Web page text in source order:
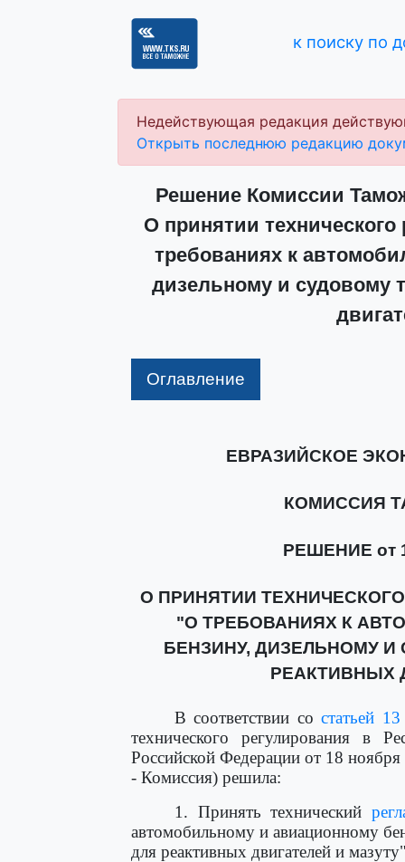
к поиску по
Недействующая редакция
Открыть последнюю редакцию
Решение Комиссии
О принятии
требованиях к
дизельному и судовому
Оглавление
ЕВРАЗИЙСКОЕ
КОМИССИЯ
РЕШЕНИЕ от
О ПРИНЯТИИ
"О ТРЕБОВАНИЯХ К
БЕНЗИНУ, ДИЗЕЛЬНОМУ И
РЕАКТИВНЫХ
В соответствии состатьей 13
технического регулирования в
Российской Федерации от 18
- Комиссия) решила:
1. Принять технический
автомобильному и авиационному
для реактивных двигателей и